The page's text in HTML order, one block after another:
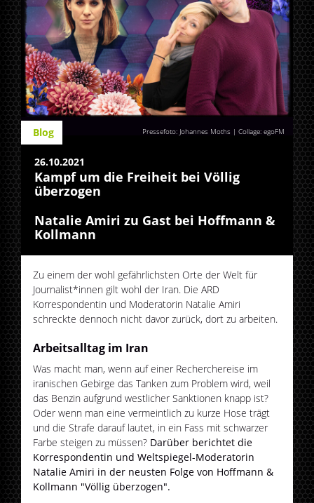
Pressefoto: Johannes Moths | Collage: egoFM
Blog
26.10.2021
Kampf um die Freiheit bei Völlig
überzogen
Natalie Amiri zu Gast bei Hoffmann &
Kollmann
Zu einem der wohl gefährlichsten Orte der Welt für
Journalist*innen gilt wohl der Iran. Die ARD
Korrespondentin und Moderatorin Natalie Amiri
schreckte dennoch nicht davor zurück, dort zu arbeiten.
Arbeitsalltag im Iran
Was macht man, wenn auf einer Recherchereise im
iranischen Gebirge das Tanken zum Problem wird, weil
das Benzin aufgrund westlicher Sanktionen knapp ist?
Oder wenn man eine vermeintlich zu kurze Hose trägt
und die Strafe darauf lautet, in ein Fass mit schwarzer
Farbe steigen zu müssen? Darüber berichtet die
Korrespondentin und Weltspiegel-Moderatorin
Natalie Amiri in der neusten Folge von Hoffmann &
Kollmann "Völlig überzogen".